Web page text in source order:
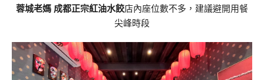
蓉城老媽 成都正宗紅油水餃店內座位數不多，建議避開用餐
尖峰時段